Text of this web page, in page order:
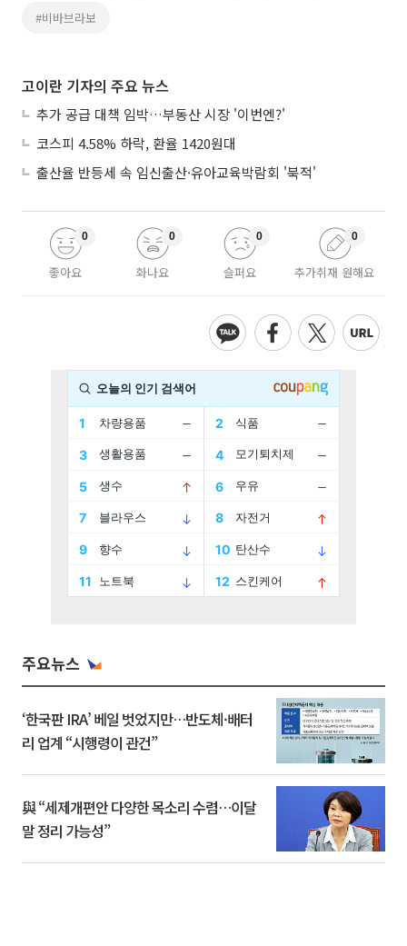
#비바브라보
고이란 기자의 주요 뉴스
추가 공급 대책 임박…부동산 시장 '이번엔?'
코스피 4.58% 하락, 환율 1420원대
출산율 반등세 속 임신출산·유아교육박람회 '북적'
좋아요
0
화나요
0
슬퍼요
0
추가취재 원해요
0
주요뉴스
‘한국판 IRA’ 베일 벗었지만…반도체·배터
리 업계 “시행령이 관건”
與 “세제개편안 다양한 목소리 수렴…이달
말 정리 가능성”